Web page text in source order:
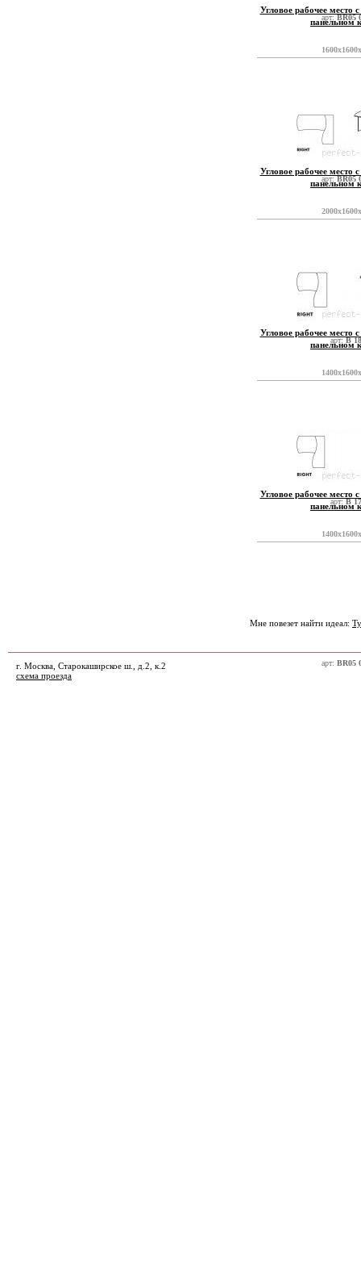
арт:BR05
Угловое рабочее место
панельном
арт:BR05
Угловое рабочее место
панельном
арт:B
Угловое рабочее место
панельном
арт:B
Угловое рабочее место
панельном
арт: BR05
Мне повезет найти идеал:
г. Москва, Старокаширское ш., д.2, к.2
схема проезда